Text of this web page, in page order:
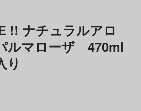
!! ナチュラルアロ
ルマローザ 470ml
り